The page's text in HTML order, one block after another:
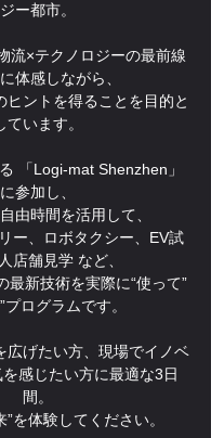
ジー都市。
流×テクノロジーの最前線
体感しながら、
ヒントを得ることを目的と
ています。
「Logi-mat Shenzhen」
に参加し、
由時間を活用して、
ー、ロボタクシー、EV試
店舗見学 など、
最新技術を実際に“使って”
プログラムです。
広げたい方、現場でイノベ
感じたい方に最適な3日
間。
”を体験してください。